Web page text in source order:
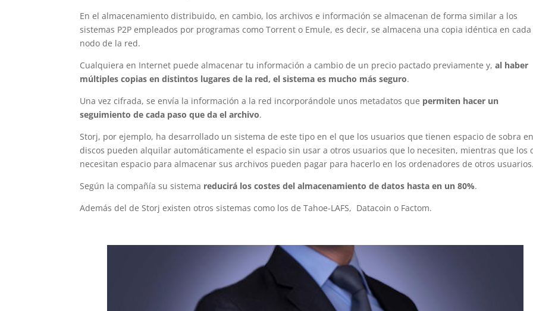
En el almacenamiento distribuido, en cambio, los archivos e información se almacenan de forma similar a los
sistemas P2P empleados por programas como Torrent o Emule, es decir, se almacena una copia idéntica en cada
nodo de la red.
Cualquiera en Internet puede almacenar tu información a cambio de un precio pactado previamente y,al haber
múltiples copias en distintos lugares de la red, el sistema es mucho más seguro.
Una vez cifrada, se envía la información a la red incorporándole unos metadatos que permiten hacer un
seguimiento de cada paso que da el archivo.
Storj, por ejemplo, ha desarrollado un sistema de este tipo en el que los usuarios que tienen espacio de sobra
discos pueden alquilar automáticamente el espacio sin usar a otros usuarios que lo necesiten, mientras que los
necesitan espacio para almacenar sus archivos pueden pagar para hacerlo en los ordenadores de otros usuarios.
Según la compañía su sistema reducirá los costes del almacenamiento de datos hasta en un 80%.
Además del de Storj existen otros sistemas como los de Tahoe-LAFS, Datacoin o Factom.